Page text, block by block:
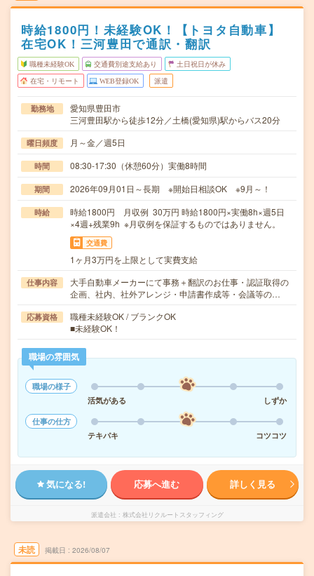
時給1800円！未経験OK！【トヨタ自動車】
在宅OK！三河豊田で通訳・翻訳
職種未経験OK 交通費別途支給あり 土日祝日が休み
在宅・リモート WEB登録OK 派遣
勤務地
愛知県豊田市
三河豊田駅から徒歩12分／土橋(愛知県)駅からバス20分
曜日頻度 月～金／週5日
時間 08:30-17:30（休憩60分）実働8時間
期間 2026年09月01日～長期 ※開始日相談OK ※9月～！
時給
時給1800円 月収例 30万円 時給1800円×実働8h×週5日
×4週+残業9h ※月収例を保証するものではありません。
交通費
1ヶ月3万円を上限として実費支給
仕事内容
大手自動車メーカーにて事務＋翻訳のお仕事・認証取得の
企画、社内、社外アレンジ・申請書作成等・会議等の…
応募資格
職種未経験OK / ブランクOK
■未経験OK！
職場の雰囲気
職場の様子
活気がある
しずか
仕事の仕方
テキパキ
コツコツ
気になる! 応募へ進む 詳しく見る
派遣会社 株式会社リクルートスタッフィング
未読 掲載日 2026/08/07